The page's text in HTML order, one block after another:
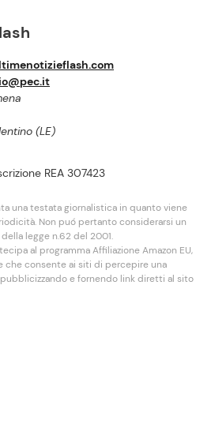
(LE)
REA 307423
una testata giornalistica in quanto viene
Non puó pertanto considerarsi un
legge n.62 del 2001.
al programma Affiliazione Amazon EU,
che consente ai siti di percepire una
e fornendo link diretti al sito